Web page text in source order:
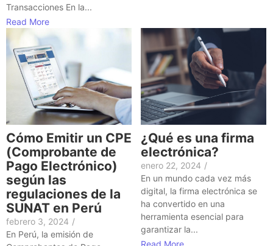
Transacciones En la...
Read More
Cómo Emitir un CPE
(Comprobante de
Pago Electrónico)
según las
regulaciones de la
SUNAT en Perú
febrero 3, 2024 /
En Perú, la emisión de
¿Qué es una firma
electrónica?
enero 22, 2024 /
En un mundo cada vez más
digital, la firma electrónica se
ha convertido en una
herramienta esencial para
garantizar la...